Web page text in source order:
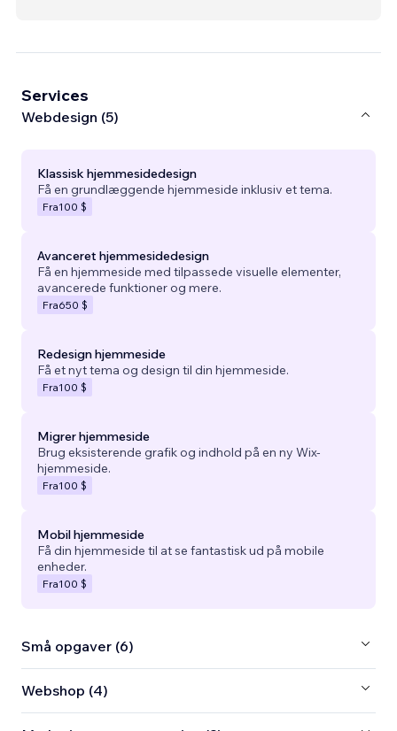
Services
Webdesign (5)
Klassisk hjemmesidedesign
Få en grundlæggende hjemmeside inklusiv et tema.
Fra100 $
Avanceret hjemmesidedesign
Få en hjemmeside med tilpassede visuelle elementer,
avancerede funktioner og mere.
Fra650 $
Redesign hjemmeside
Få et nyt tema og design til din hjemmeside.
Fra100 $
Migrer hjemmeside
Brug eksisterende grafik og indhold på en ny Wix-
hjemmeside.
Fra100 $
Mobil hjemmeside
Få din hjemmeside til at se fantastisk ud på mobile
enheder.
Fra100 $
Små opgaver (6)
Webshop (4)